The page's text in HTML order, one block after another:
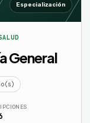
Especialización
General